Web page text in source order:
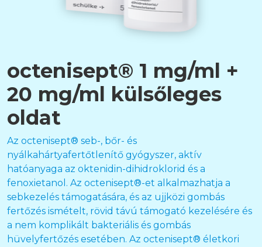
octenisept® 1 mg/ml +
20 mg/ml külsőleges
oldat
Az octenisept® seb-, bőr- és
nyálkahártyafertőtlenítő gyógyszer, aktív
hatóanyaga az oktenidin-dihidroklorid és a
fenoxietanol. Az octenisept®-et alkalmazhatja a
sebkezelés támogatására, és az ujjközi gombás
fertőzés ismételt, rövid távú támogató kezelésére és
a nem komplikált bakteriális és gombás
hüvelyfertőzés esetében. Az octenisept® életkori